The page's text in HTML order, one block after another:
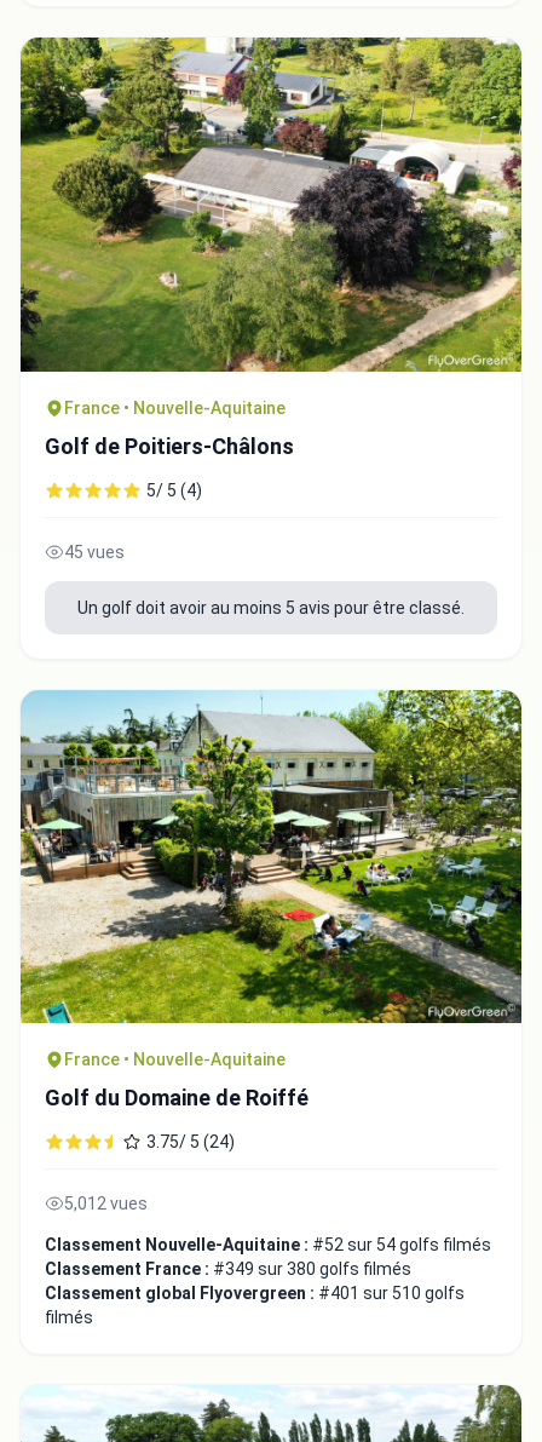
France • Nouvelle-Aquitaine
Golf de Poitiers-Châlons
5/ 5 (4)
45 vues
Un golf doit avoir au moins 5 avis pour être classé.
France • Nouvelle-Aquitaine
Golf du Domaine de Roiffé
3.75/ 5 (24)
5,012 vues
Classement Nouvelle-Aquitaine : #52 sur 54 golfs filmés
Classement France : #349 sur 380 golfs filmés
Classement global Flyovergreen : #401 sur 510 golfs
filmés
Choix de la vidéo:
Copier dans le presse-papiers
Embed code